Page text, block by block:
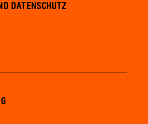
DATENSCHUTZ